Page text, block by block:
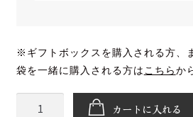
※ギフトボックスを購入される方、
袋を一緒に購入される方は こちらか
カートに入れる